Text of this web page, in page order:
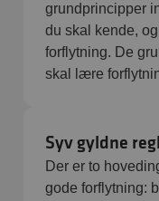
grundprincipper
du skal kende,
forflytning. De
skal lære
Syv gyldne
Der er to
gode forflytning: